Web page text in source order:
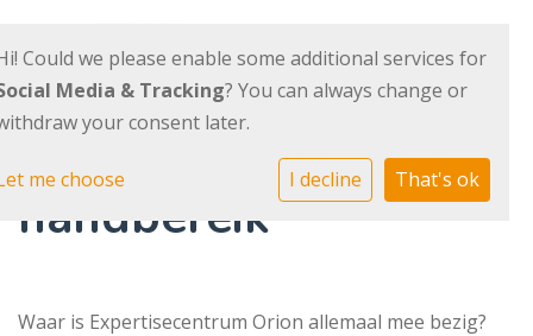
Informatie binnen
handbereik
Waar is Expertisecentrum Orion allemaal mee bezig?
Could we please enable some additional services for
Media & Tracking? You can always change or
your consent later.
me choose I decline That's ok